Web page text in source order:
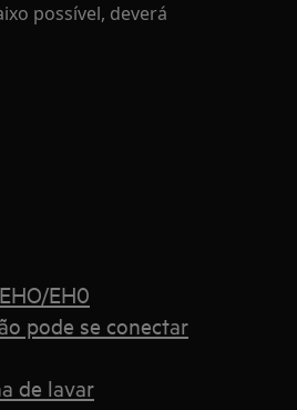
possível, deverá
EH0
pode se conectar
de lavar